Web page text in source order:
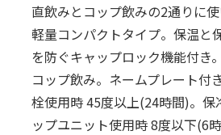
直飲みとコップ飲みの2通りに
軽量コンパクトタイプ。保温と
を防ぐキャップロック機能付き
コップ飲み。ネームプレート付
栓使用時 45度以上(24時間)。
ップユニット使用時 8度以下(6